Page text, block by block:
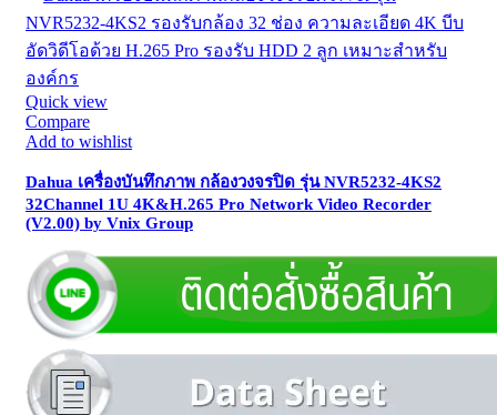
Quick view
Compare
Add to wishlist
Dahua เครื่องบันทึกภาพ กล้องวงจรปิด รุ่น NVR5232-4KS2
32Channel 1U 4K&H.265 Pro Network Video Recorder
(V2.00) by Vnix Group